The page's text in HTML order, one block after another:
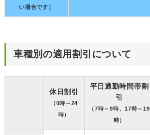
い場合です）
車種別の適用割引について
休日割引
（0時～24
時）
平日通勤時間帯割
引
（7時～9時、17時～19
時）